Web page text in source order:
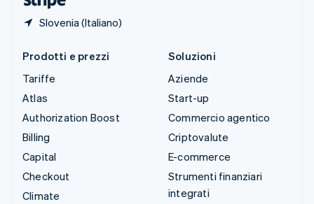
Slovenia (Italiano)
Prodotti e prezzi
Tariffe
Atlas
Authorization Boost
Billing
Capital
Checkout
Climate
Soluzioni
Aziende
Start-up
Commercio agentico
Criptovalute
E-commerce
Strumenti finanziari
integrati